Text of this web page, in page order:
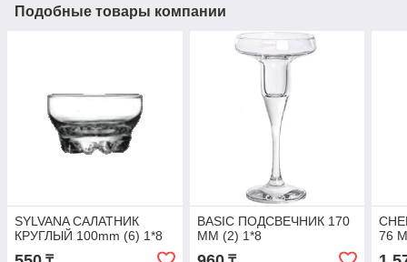
Подобные товары компании
SYLVANA САЛАТНИК
КРУГЛЫЙ 100mm (6) 1*8
BASIC ПОДСВЕЧНИК 170
ММ (2) 1*8
76